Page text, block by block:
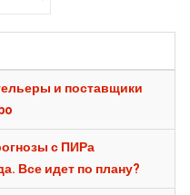
и поставщики
с ПИРа
Все идет по плану?